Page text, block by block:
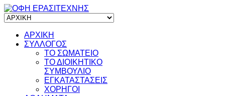
ΑΡΧΙΚΗ
ΣΥΛΛΟΓΟΣ
ΤΟ ΣΩΜΑΤΕΙΟ
ΤΟ ΔΙΟΙΚΗΤΙΚΟ
ΣΥΜΒΟΥΛΙΟ
ΕΓΚΑΤΑΣΤΑΣΕΙΣ
ΧΟΡΗΓΟΙ